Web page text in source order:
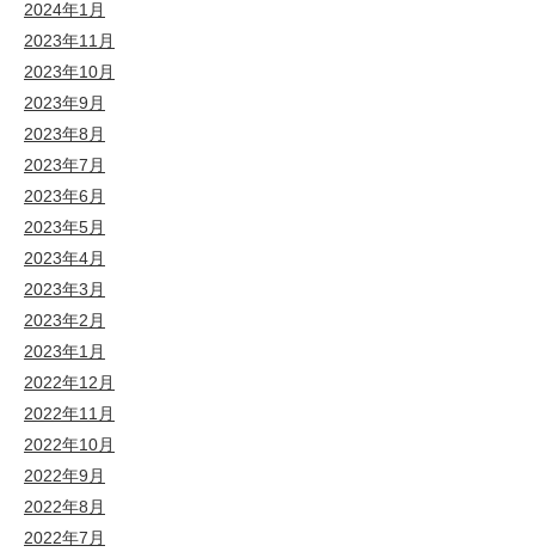
2024年1月
2023年11月
2023年10月
2023年9月
2023年8月
2023年7月
2023年6月
2023年5月
2023年4月
2023年3月
2023年2月
2023年1月
2022年12月
2022年11月
2022年10月
2022年9月
2022年8月
2022年7月